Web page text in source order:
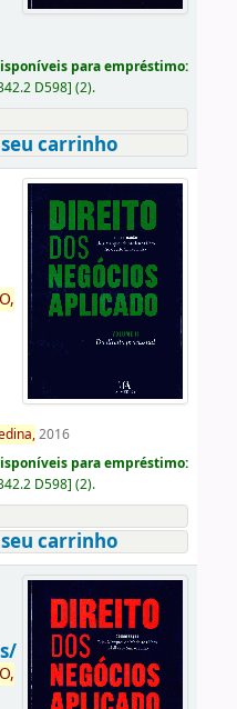
para empréstimo:
D598] (2).
carrinho
2016
para empréstimo:
D598] (2).
carrinho